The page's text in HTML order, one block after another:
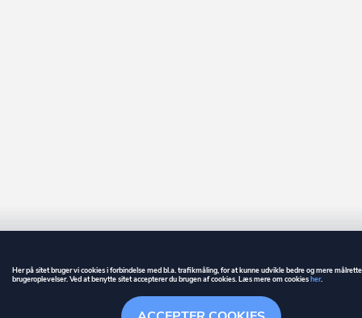
GUIDE BETINGELSER
Her på sitet bruger vi cookies i forbindelse med bl.a. trafikmåling, for at kunne udvikle bedre og mere
brugeroplevelser. Ved at benytte sitet accepterer du brugen af cookies. Læs mere om cookiesher.